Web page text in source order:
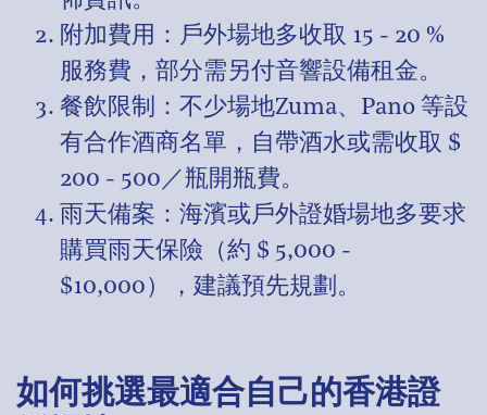
附加費用：戶外場地多收取 15 - 20 %
服務費，部分需另付音響設備租金。
餐飲限制：不少場地Zuma、Pano 等設
有合作酒商名單，自帶酒水或需收取 $
200 - 500／瓶開瓶費。
雨天備案：海濱或戶外證婚場地多要求
購買雨天保險（約 $ 5,000 -
$10,000），建議預先規劃。
如何挑選最適合自己的香港證